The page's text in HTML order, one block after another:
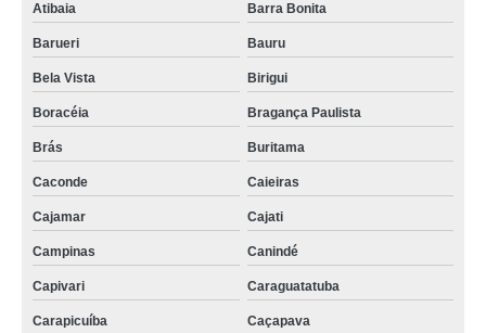
Atibaia Barra Bonita
Barueri Bauru
Bela Vista Birigui
Boracéia Bragança Paulista
Brás Buritama
Caconde Caieiras
Cajamar Cajati
Campinas Canindé
Capivari Caraguatatuba
Carapicuíba Caçapava